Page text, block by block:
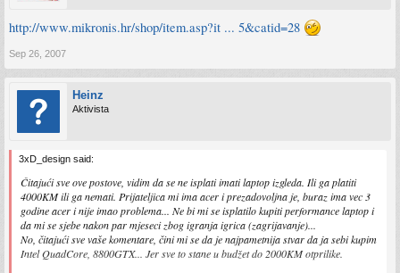
http://www.mikronis.hr/shop/item.asp?it ... 5&catid=28
Sep 26, 2007
Heinz
Aktivista
3xD_design said:
Čitajući sve ove postove, vidim da se ne isplati imati laptop izgleda. Ili ga platiti
4000KM ili ga nemati. Prijateljica mi ima acer i prezadovoljna je, buraz ima vec 3
godine acer i nije imao problema... Ne bi mi se isplatilo kupiti performance laptop i
da mi se sjebe nakon par mjeseci zbog igranja igrica (zagrijavanje)...
No, čitajući sve vaše komentare, čini mi se da je najpametnija stvar da ja sebi kupim
Intel QuadCore, 8800GTX... Jer sve to stane u budžet do 2000KM otprilike.